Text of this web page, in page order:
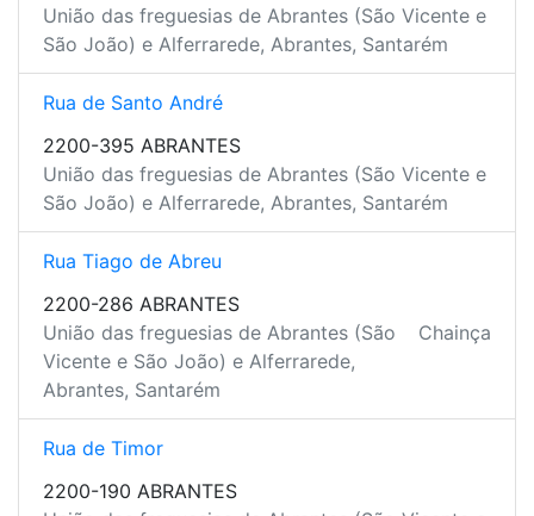
União das freguesias de Abrantes (São Vicente e
São João) e Alferrarede, Abrantes, Santarém
Rua de Santo André
2200-395 ABRANTES
União das freguesias de Abrantes (São Vicente e
São João) e Alferrarede, Abrantes, Santarém
Rua Tiago de Abreu
2200-286 ABRANTES
União das freguesias de Abrantes (São
Vicente e São João) e Alferrarede,
Abrantes, Santarém
Chainça
Rua de Timor
2200-190 ABRANTES